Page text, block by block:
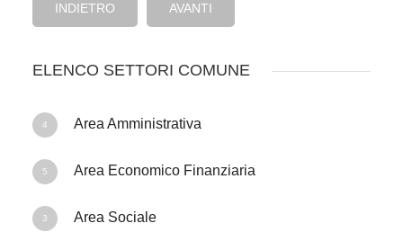
INDIETRO AVANTI
ELENCO SETTORI COMUNE
4 Area Amministrativa
5 Area Economico Finanziaria
3 Area Sociale